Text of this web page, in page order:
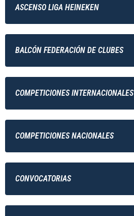
ASCENSO LIGA HEINEKEN
BALCÓN FEDERACIÓN DE CLUBES
COMPETICIONES INTERNACIONALES
COMPETICIONES NACIONALES
CONVOCATORIAS